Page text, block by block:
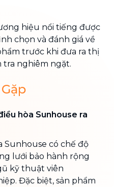
hiệu nổi tiếng được
chọn và đánh giá về
trước khi đưa ra thị
tra nghiêm ngặt.
hòa Sunhouse ra
Sunhouse có chế độ
lưới bảo hành rộng
kỹ thuật viên
Đặc biệt, sản phẩm